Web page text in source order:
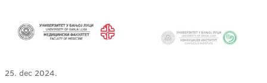
25. dec 2024.